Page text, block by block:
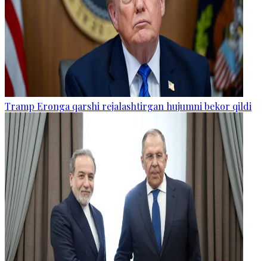
Tramp Eronga qarshi rejalashtirgan hujumni bekor qildi